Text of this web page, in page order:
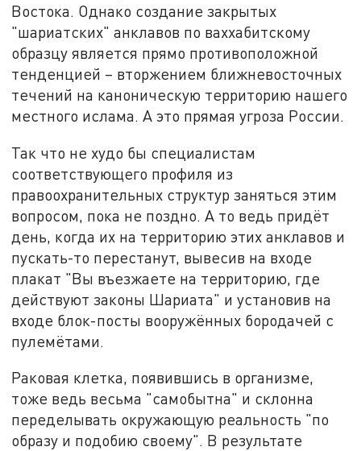
Востока. Однако создание закрытых
"шариатских" анклавов по ваххабитскому
образцу является прямо противоположной
тенденцией – вторжением ближневосточных
течений на каноническую территорию нашего
местного ислама. А это прямая угроза России.
Так что не худо бы специалистам
соответствующего профиля из
правоохранительных структур заняться этим
вопросом, пока не поздно. А то ведь придёт
день, когда их на территорию этих анклавов и
пускать-то перестанут, вывесив на входе
плакат "Вы въезжаете на территорию, где
действуют законы Шариата" и установив на
входе блок-посты вооружённых бородачей с
пулемётами.
Раковая клетка, появившись в организме,
тоже ведь весьма "самобытна" и склонна
переделывать окружающую реальность "по
образу и подобию своему". В результате